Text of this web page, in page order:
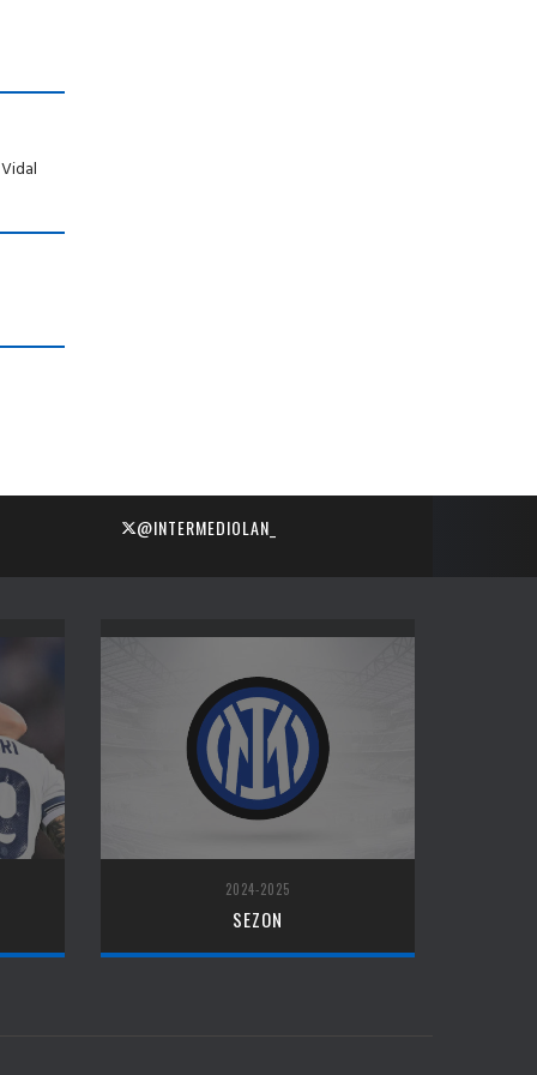
@INTERMEDIOLAN_
2024-2025
SEZON